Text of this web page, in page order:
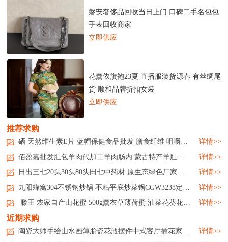
磐安奢侈品回收当日上门 口碑二手名包包
手表回收商家
立即供应
花薰依旗袍23夏 直播服装货源春 有丝绸尾
货 顺和品牌折扣女装
立即供应
推荐求购
硒 天然维生素E片 蓝帽保健食品批发 膳食纤维 咀嚼后服用...
详情>>
佰盈嘉批发肚包羊肉代加工羊肉肠内 蒙古特产羊肚包肉新鲜生鲜...
详情>>
日出三七20头30头80头田七中药材 原生态绿色厂家日出三七20头30头80头田七中药材 原生态绿色厂家日出三七20头30头80头田七中药材 原生态绿色厂家日出三七20头30头80头田七中药材 原生态绿色厂家...
详情>>
九阳蜂窝304不锈钢炒锅 不粘平底炒菜锅CGW3238定制公司广告礼品...
详情>>
滕王 农家自产山花蜜 500g薰衣草薄荷蜜 油菜花葵花原蜜 品种多样...
详情>>
近期求购
陶瓷大师手绘山水画薄胎瓷花瓶摆件中式客厅插花家居饰品...
详情>>